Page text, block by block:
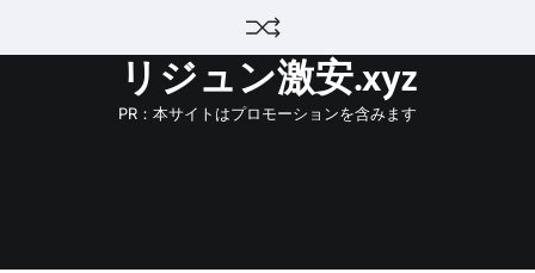
リジュン激安.xyz
PR：本サイトはプロモーションを含みます